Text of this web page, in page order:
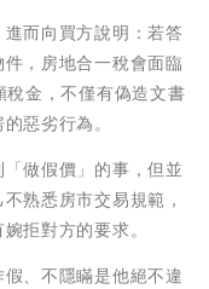
而向買方說明：若答
，房地合一稅會面臨
金，不僅有偽造文書
惡劣行為。
做假價」的事，但並
熟悉房市交易規範，
拒對方的要求。
、不隱瞞是他絕不違